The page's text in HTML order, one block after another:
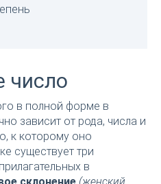
число
в полной форме в
зависит от рода, числа и
к которому оно
существует три
в